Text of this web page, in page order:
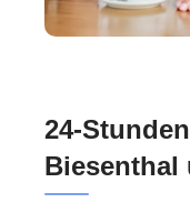
24-
Biesenthal